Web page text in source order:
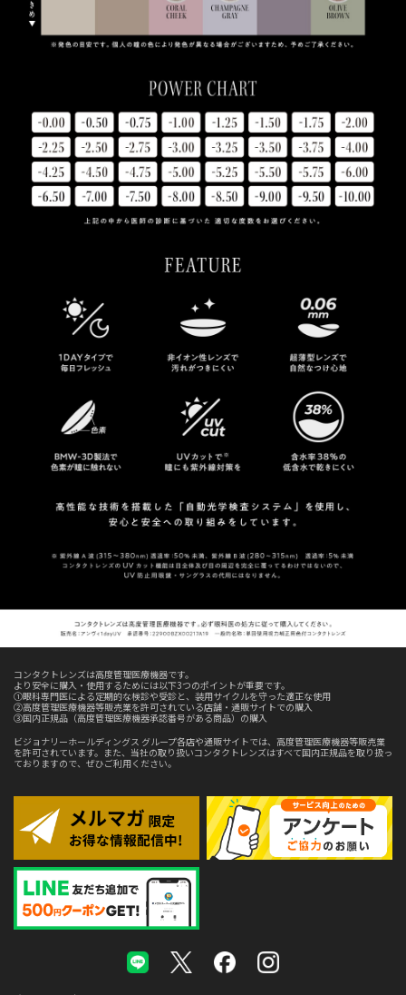
コンタクトレンズは高度管理医療機器です。
より安全に購入・使用するためには以下3つのポイントが重要です。
①眼科専門医による定期的な検診や受診と、装用サイクルを守った適正な使用
②高度管理医療機器等販売業を許可されている店舗・通販サイトでの購入
③国内正規品（高度管理医療機器承認番号がある商品）の購入
ビジョナリーホールディングス グループ各店や通販サイトでは、高度管理医療機器等販売業
を許可されています。また、当社の取り扱いコンタクトレンズはすべて国内正規品を取り扱っ
ておりますので、ぜひご利用ください。